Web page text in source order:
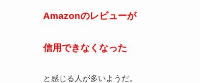
Amazonのレビューが
信用できなくなった
と感じる人が多いようだ。